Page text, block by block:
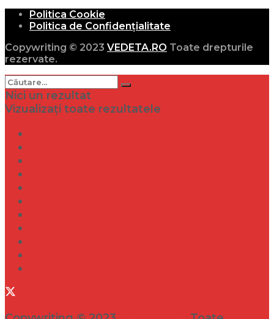
Politica Cookie
Politica de Confidențialitate
Copywriting © 2023 VEDETA.RO Toate drepturile
rezervate.
Nici un rezultat
Vizualizați toate rezultatele